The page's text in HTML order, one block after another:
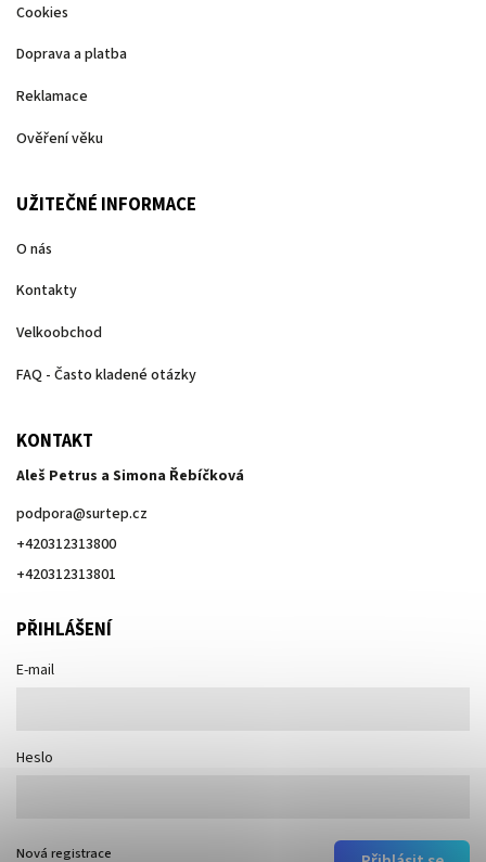
Cookies
Doprava a platba
Reklamace
Ověření věku
UŽITEČNÉ INFORMACE
O nás
Kontakty
Velkoobchod
FAQ - Často kladené otázky
KONTAKT
Aleš Petrus a Simona Řebíčková
podpora@surtep.cz
+420312313800
+420312313801
PŘIHLÁŠENÍ
E-mail
Heslo
Nová registrace